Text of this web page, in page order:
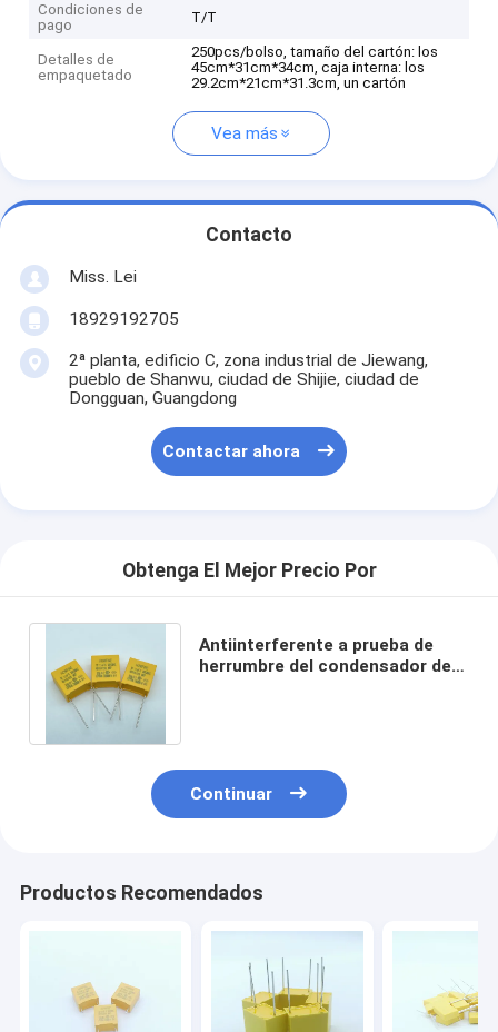
Condiciones de
pago
T/T
Detalles de
empaquetado
250pcs/bolso, tamaño del cartón: los
45cm*31cm*34cm, caja interna: los
29.2cm*21cm*31.3cm, un cartón
Vea más
Contacto
Miss. Lei
18929192705
2ª planta, edificio C, zona industrial de Jiewang,
pueblo de Shanwu, ciudad de Shijie, ciudad de
Dongguan, Guangdong
Contactar ahora
Obtenga El Mejor Precio Por
Antiinterferente a prueba de
herrumbre del condensador de
Continuar
Productos Recomendados